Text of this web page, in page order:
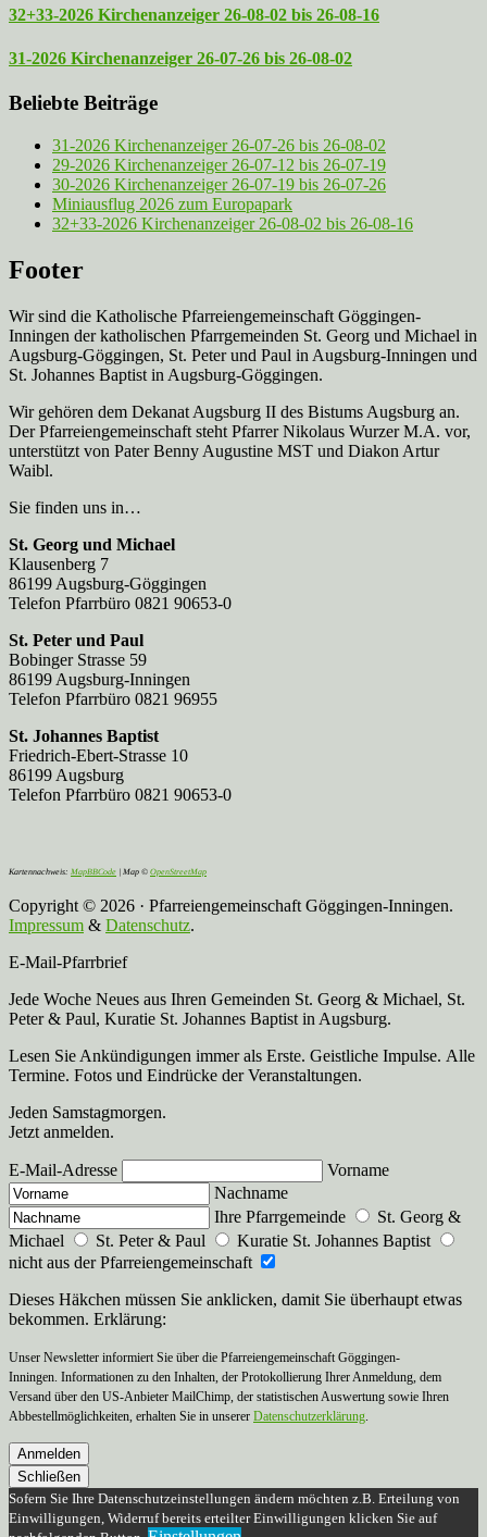
32+33-2026 Kirchenanzeiger 26-08-02 bis 26-08-16
31-2026 Kirchenanzeiger 26-07-26 bis 26-08-02
Beliebte Beiträge
31-2026 Kirchenanzeiger 26-07-26 bis 26-08-02
29-2026 Kirchenanzeiger 26-07-12 bis 26-07-19
30-2026 Kirchenanzeiger 26-07-19 bis 26-07-26
Miniausflug 2026 zum Europapark
32+33-2026 Kirchenanzeiger 26-08-02 bis 26-08-16
Footer
Wir sind die Katholische Pfarreien­gemeinschaft Göggingen-
Inningen der katholischen Pfarrgemeinden St. Georg und Michael in
Augsburg-Göggingen, St. Peter und Paul in Augsburg-Inningen und
St. Johannes Baptist in Augsburg-Göggingen.
Wir gehören dem Dekanat Augsburg II des Bistums Augsburg an.
Der Pfarreien­gemeinschaft steht Pfarrer Nikolaus Wurzer M.A. vor,
unterstützt von Pater Benny Augustine MST und Diakon Artur
Waibl.
Sie finden uns in…
St. Georg und Michael
Klausenberg 7
86199 Augsburg-Göggingen
Telefon Pfarrbüro 0821 90653-0
St. Peter und Paul
Bobinger Strasse 59
86199 Augsburg-Inningen
Telefon Pfarrbüro 0821 96955
St. Johannes Baptist
Friedrich-Ebert-Strasse 10
86199 Augsburg
Telefon Pfarrbüro 0821 90653-0
Kartennachweis: MapBBCode | Map © OpenStreetMap
Copyright © 2026 · Pfarreiengemeinschaft Göggingen-Inningen.
Impressum & Datenschutz.
E-Mail-Pfarrbrief
Jede Woche Neues aus Ihren Gemeinden St. Georg & Michael, St.
Peter & Paul, Kuratie St. Johannes Baptist in Augsburg.
Lesen Sie Ankündigungen immer als Erste. Geistliche Impulse. Alle
Termine. Fotos und Eindrücke der Veranstaltungen.
Jeden Samstagmorgen.
Jetzt anmelden.
E-Mail-Adresse
Vorname
Nachname
Ihre Pfarrgemeinde
St. Georg &
Michael
St. Peter & Paul
Kuratie St. Johannes Baptist
nicht aus der Pfarreiengemeinschaft
Dieses Häkchen müssen Sie anklicken, damit Sie überhaupt etwas
bekommen. Erklärung:
Unser Newsletter informiert Sie über die Pfarreiengemeinschaft Göggingen-
Inningen. Informationen zu den Inhalten, der Protokollierung Ihrer Anmeldung, dem
Versand über den US-Anbieter MailChimp, der statistischen Auswertung sowie Ihren
Abbestellmöglichkeiten, erhalten Sie in unserer Datenschutzerklärung
Anmelden
Schließen
Sofern Sie Ihre Datenschutzeinstellungen ändern möchten z.B. Erteilung von
Einwilligungen, Widerruf bereits erteilter Einwilligungen klicken Sie auf